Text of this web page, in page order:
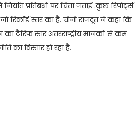
प्रतिबंधों पर चिंता जताई .कुछ रिपोर्ट्स
रिकॉर्ड स्तर का है. चीनी राजदूत ने कहा कि
का टैरिफ स्तर अंतरराष्ट्रीय मानकों से कम
का विस्तार हो रहा है.